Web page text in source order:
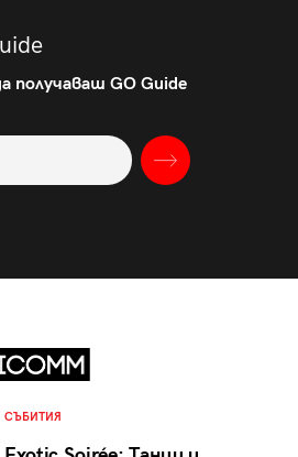
получаваш GO Guide
СЪБИТИЯ